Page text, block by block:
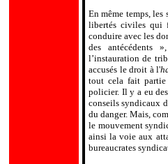
En même temps,
libertés civiles qui
conduire avec les
des antécédents
l’instauration de
accusés le droit à l'
tout cela fait
policier. Il y a eu
conseils syndicaux
du danger. Mais,
le mouvement
ainsi la voie aux
bureaucrates